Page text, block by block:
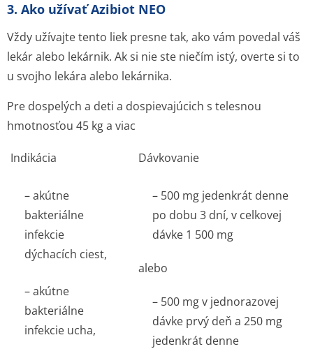
3. Ako užívať Azibiot NEO
Vždy užívajte tento liek presne tak, ako vám povedal váš
lekár alebo lekárnik. Ak si nie ste niečím istý, overte si to
u svojho lekára alebo lekárnika.
Pre dospelých a deti a dospievajúcich s telesnou
hmotnosťou 45 kg a viac
Indikácia Dávkovanie
– akútne
bakteriálne
infekcie
dýchacích ciest,
– akútne
bakteriálne
infekcie ucha,
– 500 mg jedenkrát denne
po dobu 3 dní, v celkovej
dávke 1 500 mg
alebo
– 500 mg v jednorazovej
dávke prvý deň a 250 mg
jedenkrát denne